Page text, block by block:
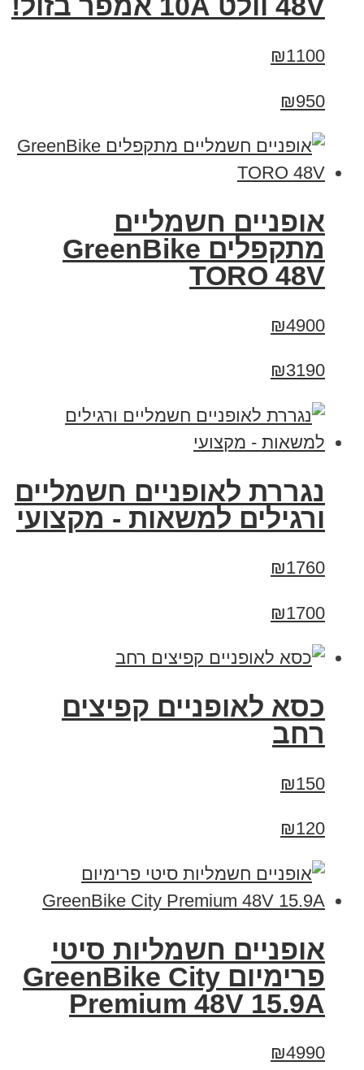
48V וולט 10A אמפר בזול!
₪1100
₪950
אופניים חשמליים
מתקפלים GreenBike
TORO 48V
₪4900
₪3190
נגררת לאופניים חשמליים
ורגילים למשאות - מקצועי
₪1760
₪1700
כסא לאופניים קפיצים
רחב
₪150
₪120
אופניים חשמליות סיטי
פרימיום GreenBike City
Premium 48V 15.9A
₪4990